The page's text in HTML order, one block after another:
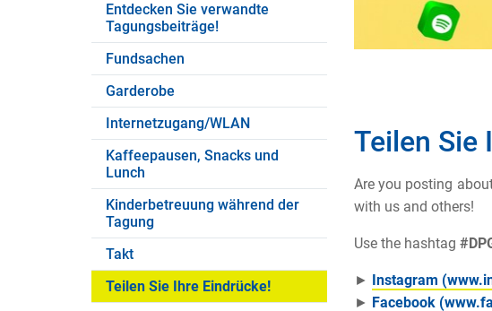
Entdecken Sie verwandte
Tagungsbeiträge!
Fundsachen
Garderobe
Internetzugang/WLAN
Kaffeepausen, Snacks und
Lunch
Kinderbetreuung während der
Tagung
Takt
Teilen Sie Ihre Eindrücke!
Teilen Sie
Are you posting
with us and others!
Use the hashtag
► Instagram
► Facebook